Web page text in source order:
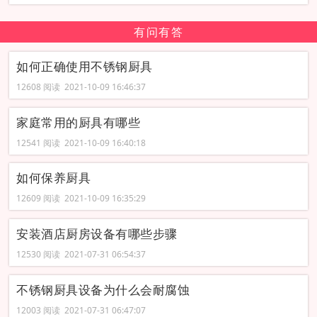
有问有答
如何正确使用不锈钢厨具
12608 阅读 2021-10-09 16:46:37
家庭常用的厨具有哪些
12541 阅读 2021-10-09 16:40:18
如何保养厨具
12609 阅读 2021-10-09 16:35:29
安装酒店厨房设备有哪些步骤
12530 阅读 2021-07-31 06:54:37
不锈钢厨具设备为什么会耐腐蚀
12003 阅读 2021-07-31 06:47:07